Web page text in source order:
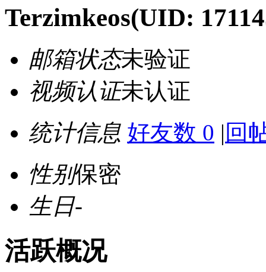
Terzimkeos(UID:
邮箱状态未验证
视频认证未认证
统计信息 好友数 0 | 回
性别保密
生日-
活跃概况